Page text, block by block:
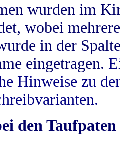
wurden im
wobei
in der
eingetragen.
Hinweise zu
den Taufpaten